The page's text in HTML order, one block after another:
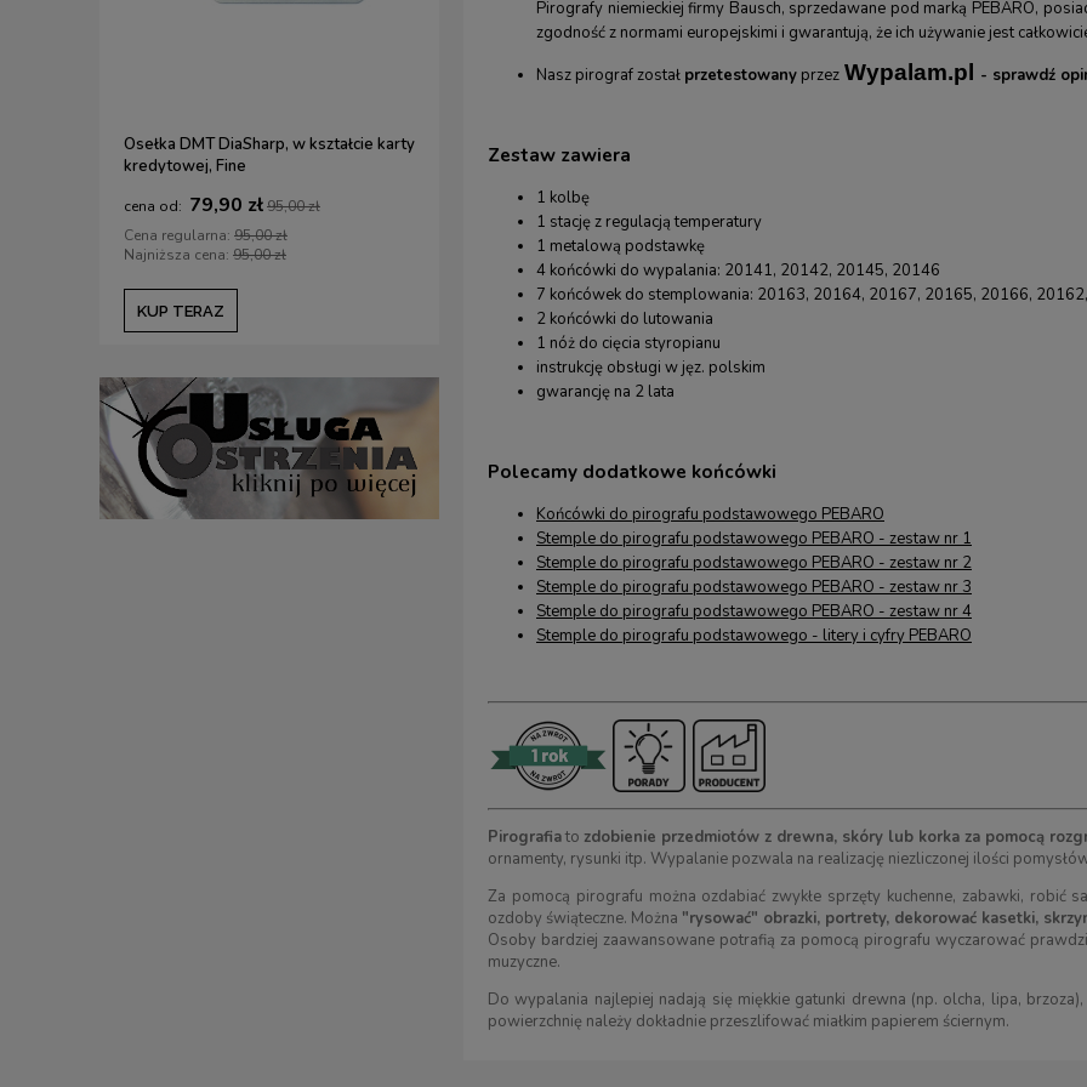
Osełka DMT DiaSharp, w kształcie karty
kredytowej, Fine
79,90 zł95,00 zł
Cena regularna: 95,00 zł
Najniższa cena: 95,00 zł
KUP TERAZ
Etui na narzędzia - edycja jubileuszowa -
DLUTA.PL / KIRSCHEN - 12 kieszeni
109,00 zł
Cena regularna:
120,00 zł
Najniższa cena:109,00 zł
KUP TERAZ
Pirografy niemieckiej firmy Bausch, sprzedawane pod marką PEBARO,
zgodność z normami europejskimi i gwarantują, że ich używanie jest
Nasz pirograf został przetestowany przez Wypalam.pl - sprawdź
Zestaw zawiera
1 kolbę
1 stację z regulacją temperatury
1 metalową podstawkę
4 końcówki do wypalania: 20141, 20142, 20145, 20146
7 końcówek do stemplowania: 20163, 20164, 20167, 20165, 20166,
2 końcówki do lutowania
1 nóż do cięcia styropianu
instrukcję obsługi w jęz. polskim
gwarancję na 2 lata
Polecamy dodatkowe końcówki
Końcówki do pirografu podstawowego PEBARO
Stemple do pirografu podstawowego PEBARO - zestaw nr 1
Stemple do pirografu podstawowego PEBARO - zestaw nr 2
Stemple do pirografu podstawowego PEBARO - zestaw nr 3
Stemple do pirografu podstawowego PEBARO - zestaw nr 4
Stemple do pirografu podstawowego - litery i cyfry PEBARO
Pirografiato zdobienie przedmiotów z drewna, skóry lub korka za pomocą
ornamenty, rysunki itp. Wypalanie pozwala na realizację niezliczonej ilości
Za pomocą pirografu można ozdabiać zwykłe sprzęty kuchenne, zabawki, robić
ozdoby świąteczne. Można "rysować" obrazki, portrety, dekorować kasetki,
Osoby bardziej zaawansowane potrafią za pomocą pirografu wyczarować
muzyczne.
Do wypalania najlepiej nadają się miękkie gatunki drewna (np. olcha, lipa,
powierzchnię należy dokładnie przeszlifować miałkim papierem ściernym.